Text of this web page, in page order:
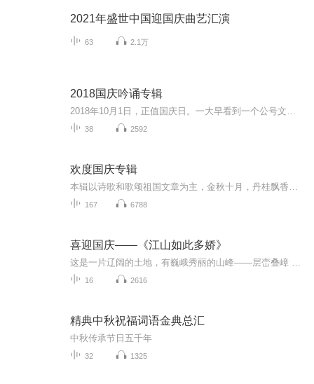
2021年盛世中国迎国庆曲艺汇演
63 2.1万
2018国庆吟诵专辑
38 2592
欢度国庆专辑
167 6788
喜迎国庆——《江山如此多娇》
16 2616
精典中秋祝福词语金典总汇
中秋传承节日五千年
32 1325